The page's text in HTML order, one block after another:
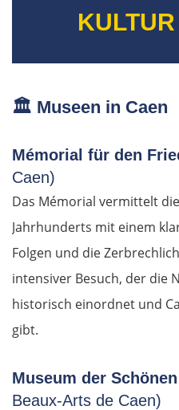
🏛️ Museen in Caen
Mémorial für den
Caen)
Das Mémorial vermittelt
Jahrhunderts mit einem
Folgen und die
intensiver Besuch, der die
historisch einordnet und
gibt.
Museum der
Beaux-Arts de Caen)
Rapla
Lettland
Salacgrīva
Jelgava
Bauska
Ukmergė